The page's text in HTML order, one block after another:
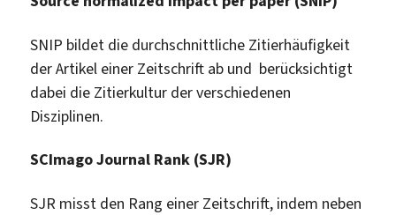
SNIP bildet die durchschnittliche Zitierhäufigkeit
der Artikel einer Zeitschrift ab und berücksichtigt
dabei die Zitierkultur der verschiedenen
Disziplinen.
SCImagoJournal Rank (SJR)
SJR misst den Rang einer Zeitschrift, indem neben